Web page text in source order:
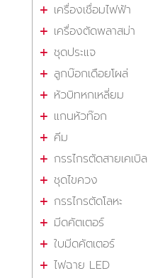
เครื่องเชื่อมไฟฟ้า
เครื่องตัดพลาสม่า
ชุดประแจ
ลูกบ๊อกเดือยโผล่
หัวบิทหกเหลี่ยม
แกนหัวท๊อก
คีม
กรรไกรตัดสายเคเบิล
ชุดไขควง
กรรไกรตัดโลหะ
มีดคัตเตอร์
ใบมีดคัตเตอร์
ไฟฉาย LED